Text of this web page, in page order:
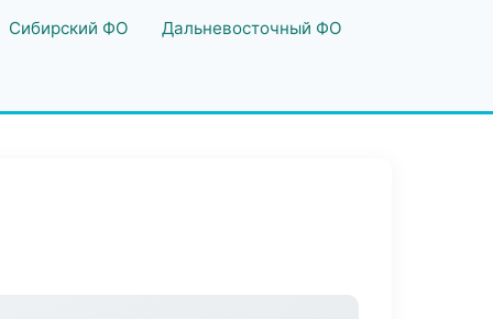
Сибирский ФО Дальневосточный ФО